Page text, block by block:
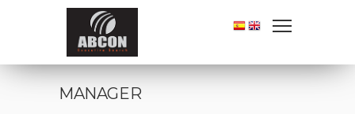
MANAGER